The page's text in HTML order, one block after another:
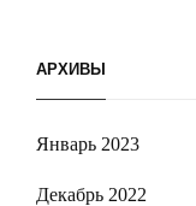
АРХИВЫ
Январь 2023
Декабрь 2022